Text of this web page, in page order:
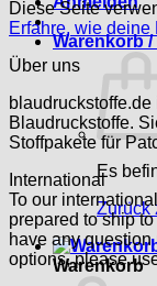
Warenkorb /
Es
Zurück
Warenkorb
Diese Seite
Erfahre, wie deine
Über uns
Blaudruckstoffe.
Stoffpakete für
International
To our
prepared to ship
have any
options, please